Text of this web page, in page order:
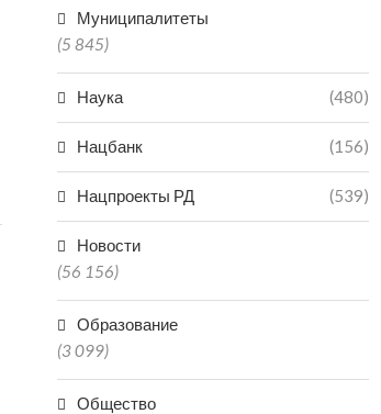
Муниципалитеты
(5 845)
Наука (480)
Нацбанк (156)
Нацпроекты РД (539)
Новости
(56 156)
Образование
(3 099)
Общество